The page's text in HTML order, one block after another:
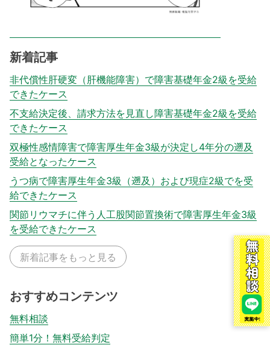
新着記事
非代償性肝硬変（肝機能障害）で障害基礎年金2級を受給
できたケース
不支給決定後、請求方法を見直し障害基礎年金2級を受給
できたケース
双極性感情障害で障害厚生年金3級が決定し4年分の遡及
受給となったケース
うつ病で障害厚生年金3級（遡及）および現症2級でを受
給できたケース
関節リウマチに伴う人工股関節置換術で障害厚生年金3級
を受給できたケース
新着記事をもっと見る
おすすめコンテンツ
無料相談
簡単1分！無料受給判定